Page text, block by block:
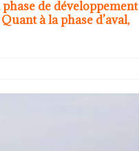
de développement
à la phase d’aval,